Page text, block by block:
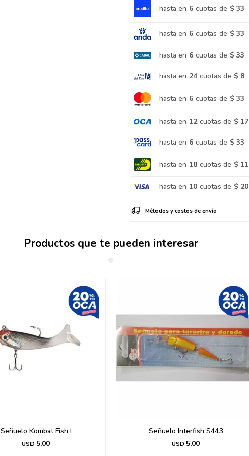
hasta en 6 cuotas de $ 33
hasta en 6 cuotas de $ 33
hasta en 6 cuotas de $ 33
hasta en 24 cuotas de $ 8
hasta en 6 cuotas de $ 33
hasta en 12 cuotas de $ 17
hasta en 6 cuotas de $ 33
hasta en 18 cuotas de $ 11
hasta en 10 cuotas de $ 20
Métodos y costos de envío
Productos que te pueden interesar
Señuelo Kombat Fish I
USD 5,00
Señuelo Interfish S443
USD 5,00